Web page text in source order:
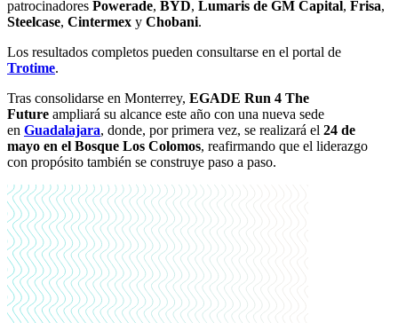
patrocinadores Powerade, BYD, Lumaris de GM Capital, Frisa,
Steelcase, Cintermex y Chobani.
Los resultados completos pueden consultarse en el portal de
Trotime.
Tras consolidarse en Monterrey, EGADE Run 4 The
Future ampliará su alcance este año con una nueva sede
en Guadalajara, donde, por primera vez, se realizará el 24 de
mayo en el Bosque Los Colomos, reafirmando que el liderazgo
con propósito también se construye paso a paso.